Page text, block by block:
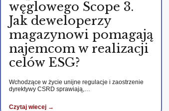
węglowego Scope 3.
Jak deweloperzy
magazynowi pomagają
najemcom w realizacji
celów ESG?
Wchodzące w życie unijne regulacje i zaostrzenie
dyrektywy CSRD sprawiają,…
Czytaj wiecej →